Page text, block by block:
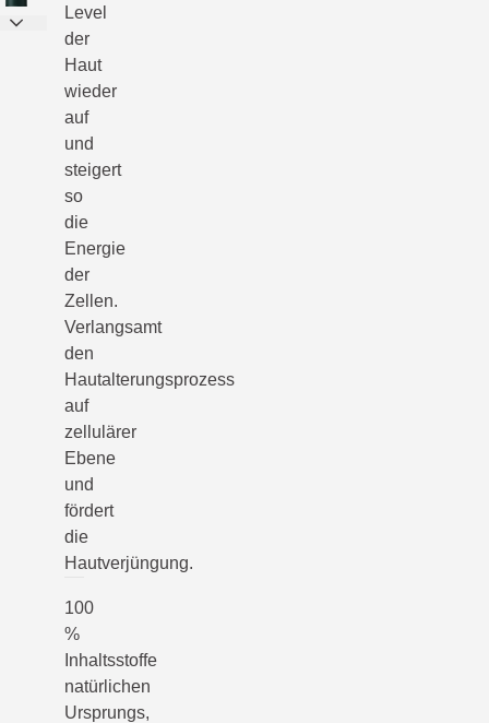
Level
der
Haut
wieder
auf
und
steigert
so
die
Energie
der
Zellen.
Verlangsamt
den
Hautalterungsprozess
auf
zellulärer
Ebene
und
fördert
die
Hautverjüngung.
100
%
Inhaltsstoffe
natürlichen
Ursprungs,